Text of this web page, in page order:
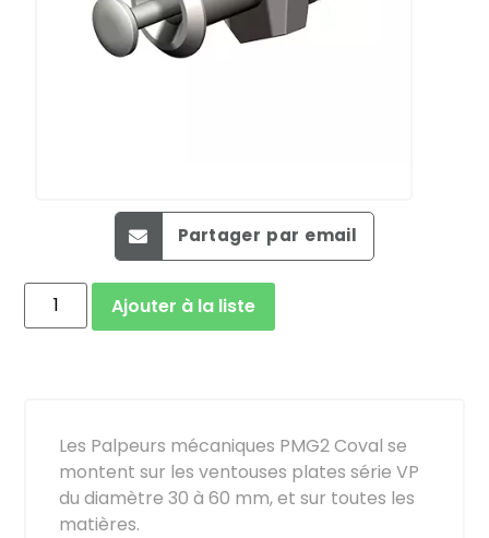
Partager par email
Ajouter à la liste
Les Palpeurs mécaniques PMG2 Coval se
montent sur les ventouses plates série VP
du diamètre 30 à 60 mm, et sur toutes les
matières.